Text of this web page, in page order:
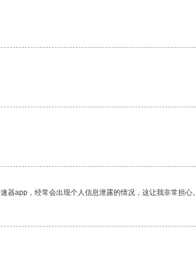
app，经常会出现个人信息泄露的情况，这让我非常担心。